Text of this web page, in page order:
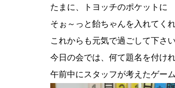
たまに、トヨッチのポケットに
そぉ～っと飴ちゃんを入れてく
これからも元気で過ごして下さい
今日の会では、何て題名を付け
午前中にスタッフが考えたゲー